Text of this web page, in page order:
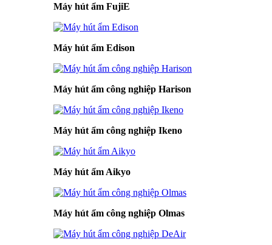
Máy hút ẩm FujiE
Máy hút ẩm Edison
Máy hút ẩm công nghiệp Harison
Máy hút ẩm công nghiệp Ikeno
Máy hút ẩm Aikyo
Máy hút ẩm công nghiệp Olmas